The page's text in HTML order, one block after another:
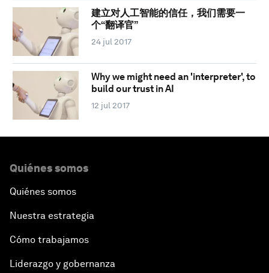
建立对人工智能的信任，我们需要一
个“翻译官”
24 jul 2017
Why we might need an 'interpreter', to
build our trust in AI
12 jul 2017
Quiénes somos
Quiénes somos
Nuestra estrategia
Cómo trabajamos
Liderazgo y gobernanza